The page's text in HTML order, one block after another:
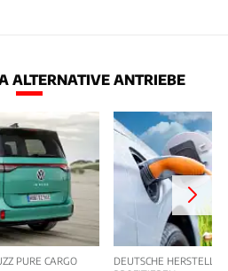
ALTERNATIVE ANTRIEBE
PURE CARGO
DEUTSCHE